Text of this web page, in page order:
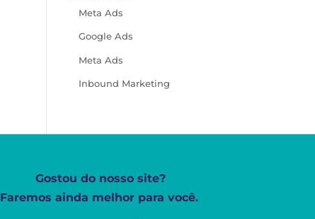
Meta Ads
Google Ads
Meta Ads
Inbound Marketing
Gostou do nosso site?
Faremos ainda melhor para você.